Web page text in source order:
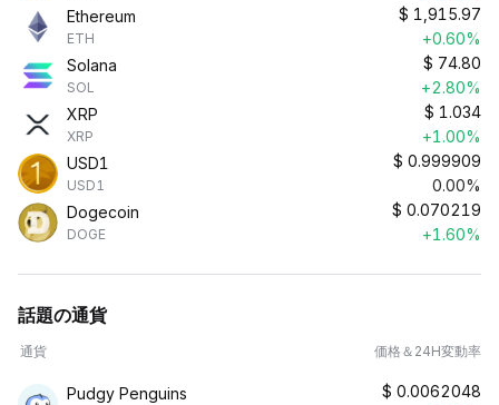
Ethereum
ETH
$ 1,915.97
+0.60%
Solana
SOL
$ 74.80
+2.80%
XRP
XRP
$ 1.034
+1.00%
USD1
USD1
$ 0.999909
0.00%
Dogecoin
DOGE
$ 0.070219
+1.60%
話題の通貨
通貨 価格＆24H変動率
Pudgy Penguins $ 0.0062048